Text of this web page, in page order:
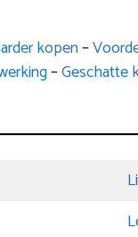
kopen–
–Geschatte